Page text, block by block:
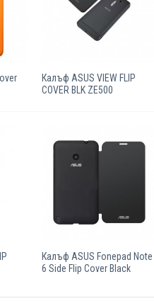
Калъф ASUS VIEW FLIP
COVER BLK ZE500
Калъф ASUS Fonepad Note
6 Side Flip Cover Black